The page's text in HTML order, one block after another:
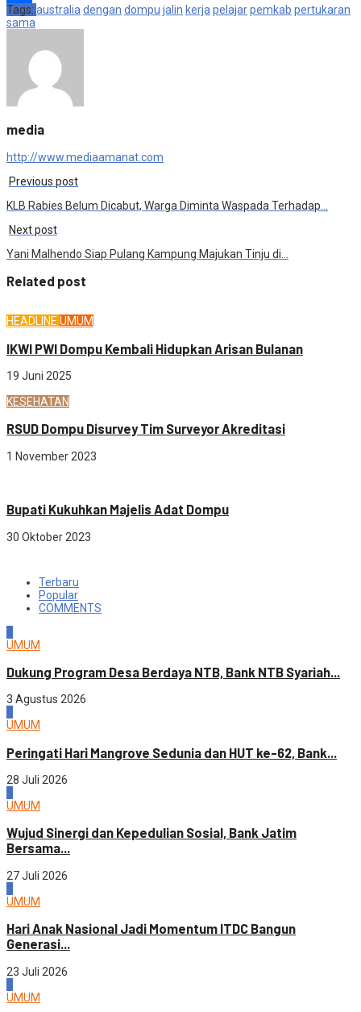
Share
Tags: australia dengan dompu jalin kerja pelajarpemkab pertukaran
sama
media
http://www.mediaamanat.com
Previous post
KLB Rabies Belum Dicabut, Warga Diminta Waspada Terhadap…
Next post
Yani Malhendo Siap Pulang Kampung Majukan Tinju di…
Related post
HEADLINE UMUM
IKWI PWI Dompu Kembali Hidupkan Arisan Bulanan
19 Juni 2025
KESEHATAN
RSUD Dompu Disurvey Tim Surveyor Akreditasi
1 November 2023
Bupati Kukuhkan Majelis Adat Dompu
30 Oktober 2023
Terbaru
Popular
COMMENTS
UMUM
Dukung Program Desa Berdaya NTB, Bank NTB Syariah...
3 Agustus 2026
UMUM
Peringati Hari Mangrove Sedunia dan HUT ke-62, Bank...
28 Juli 2026
UMUM
Wujud Sinergi dan Kepedulian Sosial, Bank Jatim
Bersama...
27 Juli 2026
UMUM
Hari Anak Nasional Jadi Momentum ITDC Bangun
Generasi...
23 Juli 2026
UMUM